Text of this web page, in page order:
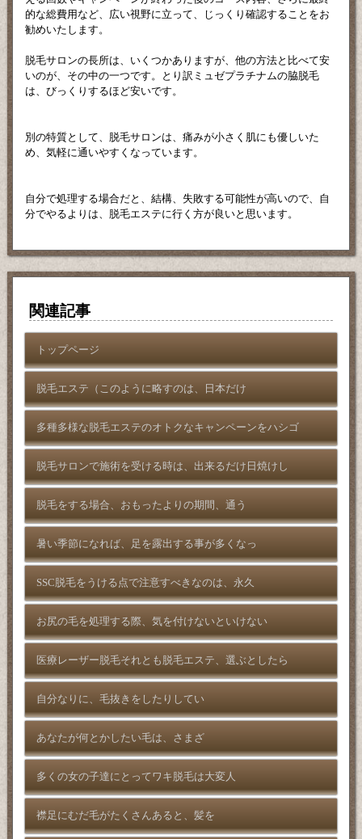
的な総費用など、広い視野に立って、じっくり確認することをお
勧めいたします。
脱毛サロンの長所は、いくつかありますが、他の方法と比べて安
いのが、その中の一つです。とり訳ミュゼプラチナムの脇脱毛
は、びっくりするほど安いです。
別の特質として、脱毛サロンは、痛みが小さく肌にも優しいた
め、気軽に通いやすくなっています。
自分で処理する場合だと、結構、失敗する可能性が高いので、自
分でやるよりは、脱毛エステに行く方が良いと思います。
関連記事
トップページ
脱毛エステ（このように略すのは、日本だけ
多種多様な脱毛エステのオトクなキャンペーンをハシゴ
脱毛サロンで施術を受ける時は、出来るだけ日焼けし
脱毛をする場合、おもったよりの期間、通う
暑い季節になれば、足を露出する事が多くなっ
SSC脱毛をうける点で注意すべきなのは、永久
お尻の毛を処理する際、気を付けないといけない
医療レーザー脱毛それとも脱毛エステ、選ぶとしたら
自分なりに、毛抜きをしたりしてい
あなたが何とかしたい毛は、さまざ
多くの女の子達にとってワキ脱毛は大変人
襟足にむだ毛がたくさんあると、髪を